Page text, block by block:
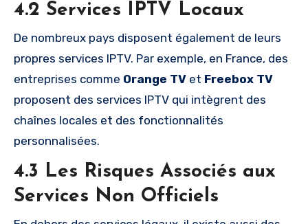
4.2 Services IPTV Locaux
De nombreux pays disposent également de leurs
propres services IPTV. Par exemple, en France, des
entreprises comme Orange TV et Freebox TV
proposent des services IPTV qui intègrent des
chaînes locales et des fonctionnalités
personnalisées.
4.3 Les Risques Associés aux
Services Non Officiels